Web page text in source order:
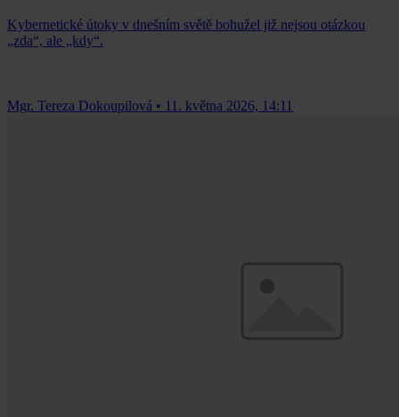
Kybernetické útoky v dnešním světě bohužel již nejsou otázkou
„zda“, ale „kdy“.
Mgr. Tereza Dokoupilová • 11. května 2026, 14:11